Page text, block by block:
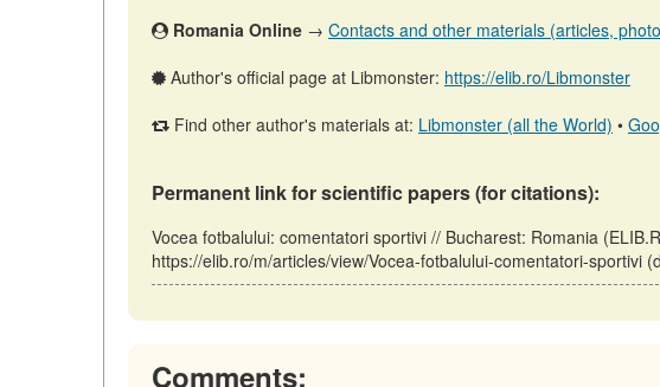
Romania Online → Contacts and other materials (articles,
Author's official page at Libmonster: https://elib.ro/Libmonster
Find other author's materials at: Libmonster (all the World) •
Permanent link for scientific papers (for citations):
Vocea fotbalului: comentatori sportivi // Bucharest: Romania
https://elib.ro/m/articles/view/Vocea-fotbalului-comentatori-sportivi
Comments: